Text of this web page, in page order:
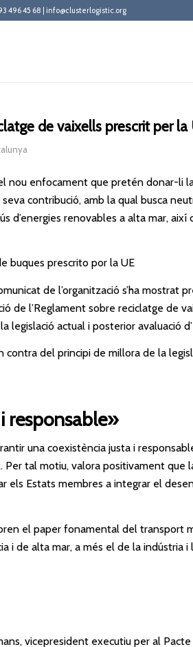
496 45 68 | info@clusterlogistic.org
de vaixells prescrit per la
nou enfocament que pretén donar-li la
contribució, amb la qual busca
d’energies renovables a alta mar,
de l’organització s’ha mostrat
de l’Reglament sobre reciclatge de
legislació actual i posterior avaluació
contra del principi de millora de la
responsable»
una coexistència justa i
tal motiu, valora positivament que
els Estats membres a integrar el
el paper fonamental del transport
i de alta mar, a més el de la indústria
vicepresident executiu per al